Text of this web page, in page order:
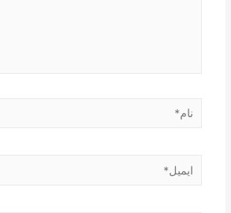
نام*
ایمیل*